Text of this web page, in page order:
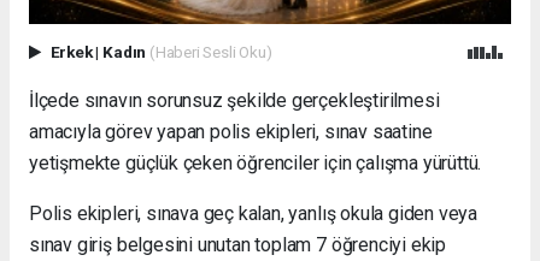
Erkek| Kadın (Haberi Sesli Oku)
İlçede sınavın sorunsuz şekilde gerçekleştirilmesi
amacıyla görev yapan polis ekipleri, sınav saatine
yetişmekte güçlük çeken öğrenciler için çalışma yürüttü.
Polis ekipleri, sınava geç kalan, yanlış okula giden veya
sınav giriş belgesini unutan toplam 7 öğrenciyi ekip